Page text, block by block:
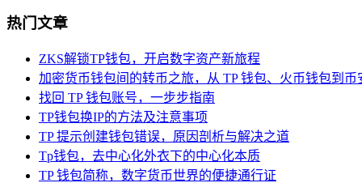
热门文章
ZKS解锁TP钱包，开启数字资产新旅程
加密货币钱包间的转币之旅，从 TP 钱包、火币钱包到币
找回 TP 钱包账号，一步步指南
TP钱包换IP的方法及注意事项
TP 提示创建钱包错误，原因剖析与解决之道
Tp钱包，去中心化外衣下的中心化本质
TP 钱包简称，数字货币世界的便捷通行证